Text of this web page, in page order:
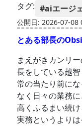
タグ: #aiエージ
公開日: 2026-07-08
とある部長の
まえがきカンリ
長をしている越
常の当たり前に
なく日々の業務
高くふるまい続
実務というより